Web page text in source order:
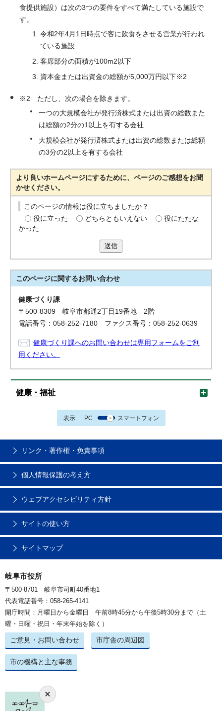
食提供施設）は次の3つの要件をすべて満たしている施設で
す。
令和2年4月1日時点で客に飲食をさせる営業が行われ
ている施設
客席部分の面積が100m2以下
資本金または出資金の総額が5,000万円以下※2
※2 ただし、次の場合を除きます。
一つの大規模会社が発行済株式または出資の総数また
は総額の2分の1以上を有する会社
大規模会社が発行済株式または出資の総数または総額
の3分の2以上を有する会社
より良いホームページにするために、ページのご感想をお聞
かせください。
このページの情報は役に立ちましたか？
役に立った
どちらともいえない
役にたたな
かった
送信
このページに関するお問い合わせ
健康づくり課
〒500-8309 岐阜市都通2丁目19番地 2階
電話番号：058-252-7180 ファクス番号：058-252-0639
健康づくり課へのお問い合わせは専用フォームをご利
用ください。
健康・福祉
表示 PC スマートフォン
リンク・著作権・免責事項
個人情報保護の考え方
ウェブアクセシビリティ方針
サイトの使い方
サイトマップ
岐阜市役所
〒500-8701 岐阜市司町40番地1
代表電話番号：058-265-4141
開庁時間：月曜日から金曜日 午前8時45分から午後5時30分まで（土
曜・日曜・祝日・年末年始を除く）
ご意見・お問い合わせ 市庁舎の周辺図
市の機構と主な事務